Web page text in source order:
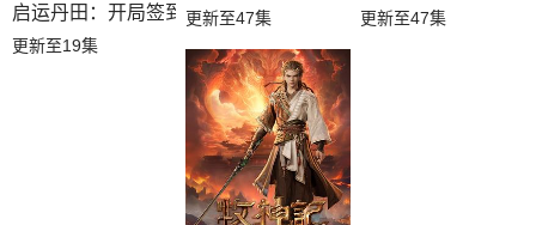
启运丹田：开局签到至尊丹田
更新至19集
更新至47集 更新至47集